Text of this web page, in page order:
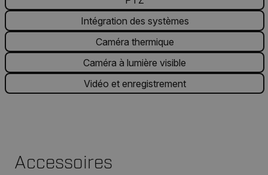
Intégration des systèmes
Caméra thermique
Caméra à lumière visible
Vidéo et enregistrement
Accessoires